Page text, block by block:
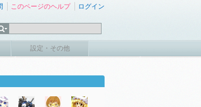
このページのヘルプ ログイン
設定・その他
このページの使い方を
ご案内します！